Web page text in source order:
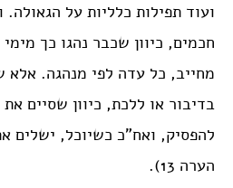
ועוד תפילות כלליות על
חכמים, כיוון שכבר נהגו כך
מחייב, כל עדה לפי מנהגה.
בדיבור או ללכת, כיוון שסיים
להפסיק, ואח”כ כשיוכל, ישלים
הערה 13).